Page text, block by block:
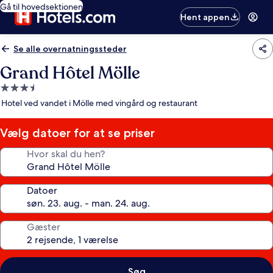
Gå til hovedsektionen
Hent appen
Se alle overnatningssteder
Grand Hôtel Mölle
3.5-
stjernet
Hotel ved vandet i Mölle med vingård og restaurant
Vælg datoer for at se priser
Hvor skal du hen?
Datoer
Gæster